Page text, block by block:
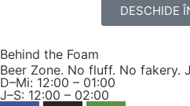
DESCHIDE
Behind the Foam
Beer Zone. No fluff. No fakery.
D–Mi: 12:00 – 01:00
J–S: 12:00 – 02:00